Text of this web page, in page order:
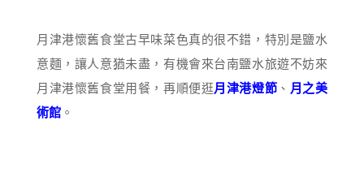
月津港懷舊食堂古早味菜色真的很不錯，特別是鹽水
意麵，讓人意猶未盡，有機會來台南鹽水旅遊不妨來
月津港懷舊食堂用餐，再順便逛月津港燈節 、 月之美
術館 。